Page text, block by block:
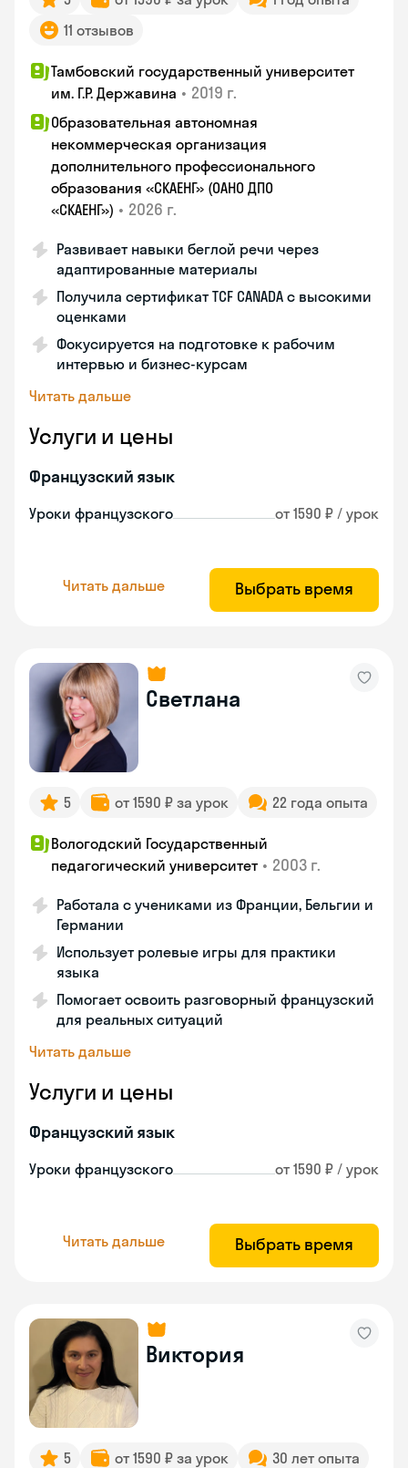
11 отзывов
Тамбовский государственный университет
им. Г.Р. Державина • 2019 г.
Образовательная автономная
некоммерческая организация
дополнительного профессионального
образования «СКАЕНГ» (ОАНО ДПО
«СКАЕНГ») • 2026 г.
Развивает навыки беглой речи через
адаптированные материалы
Получила сертификат TCF CANADA с высокими
оценками
Фокусируется на подготовке к рабочим
интервью и бизнес-курсам
Читать дальше
Услуги и цены
Французский язык
Уроки французского от 1590 ₽ / урок
Читать дальше Выбрать время
Светлана
5 от 1590 ₽ за урок 22 года опыта
Вологодский Государственный
педагогический университет • 2003 г.
Работала с учениками из Франции, Бельгии и
Германии
Использует ролевые игры для практики
языка
Помогает освоить разговорный французский
для реальных ситуаций
Читать дальше
Услуги и цены
Французский язык
Уроки французского от 1590 ₽ / урок
Читать дальше Выбрать время
Виктория
5 от 1590 ₽ за урок 30 лет опыта